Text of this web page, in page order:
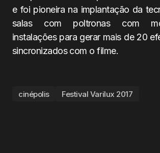
e foi pioneira na implantação da
salas com poltronas com
instalações para gerar mais de 20
sincronizados com o filme.
cinépolis Festival Varilux 2017